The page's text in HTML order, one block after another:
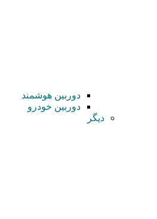
دوربین هوشمند
دوربین خودرو
دیگر